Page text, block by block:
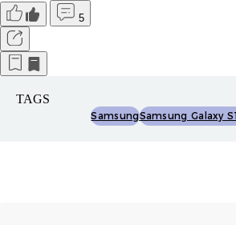
5
TAGS
SamsungSamsung Galaxy